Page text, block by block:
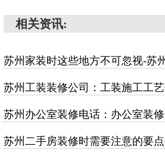
相关资讯:
苏州家装时这些地方不可忽视-苏
苏州工装装修公司：工装施工工
苏州办公室装修电话：办公室装
苏州二手房装修时需要注意的要